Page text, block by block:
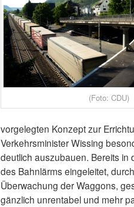
(Foto: CDU)
vorgelegten Konzept zur
Verkehrsminister Wissing
deutlich auszubauen. Bereits
des Bahnlärms eingeleitet,
Überwachung der Waggons,
gänzlich unrentabel und mehr